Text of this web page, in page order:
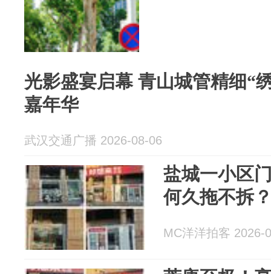
光影盛宴启幕 青山城管精细“绣花”护航电影文化
嘉年华
武汉交通广播 2026-08-06
盐城一小区
何久拖不拆
MC洋洋拍客 2026-